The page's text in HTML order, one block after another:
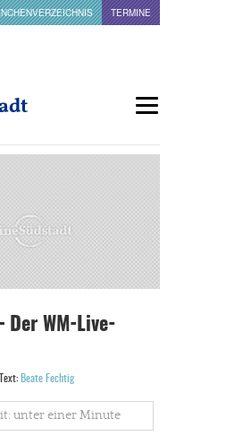
TERMINE
Der WM-Live-
Beate Fechtig
unter einer Minute